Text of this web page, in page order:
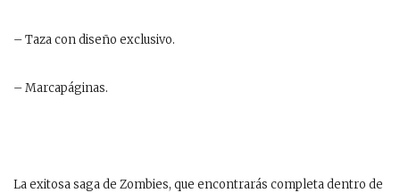
– Taza con diseño exclusivo.
– Marcapáginas.
La exitosa saga de Zombies, que encontrarás completa dentro de